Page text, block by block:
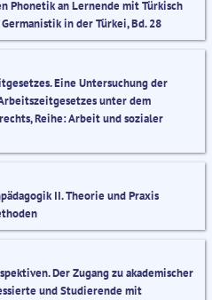
Phonetik an Lernende mit Türkisch
in der Türkei, Bd. 28
Eine Untersuchung der
unter dem
Reihe: Arbeit und sozialer
II. Theorie und Praxis
Der Zugang zu akademischer
und Studierende mit